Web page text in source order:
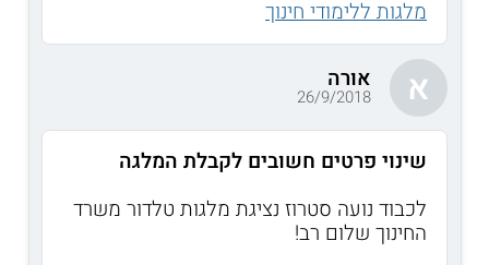
מלגות ללימודי חינוך
א אורה
26/9/2018
שינוי פרטים חשובים לקבלת המלגה
לכבוד נועה סטרוז נציגת מלגות טלדור משרד
החינוך שלום רב!